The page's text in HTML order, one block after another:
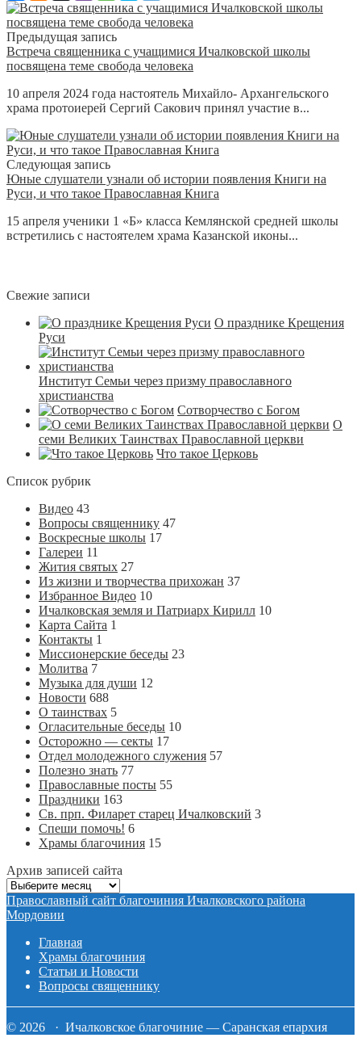
Предыдущая запись
Встреча священника с учащимися Ичалковской школы
посвящена теме свобода человека
10 апреля 2024 года настоятель Михайло- Архангельского
храма протоиерей Сергий Сакович принял участие в...
Следующая запись
Юные слушатели узнали об истории появления Книги на
Руси, и что такое Православная Книга
15 апреля ученики 1 «Б» класса Кемлянской средней школы
встретились с настоятелем храма Казанской иконы...
Свежие записи
О празднике Крещения
Руси
Институт Семьи через призму православного
христианства
Сотворчество с Богом
О
семи Великих Таинствах Православной церкви
Что такое Церковь
Список рубрик
Видео 43
Вопросы священнику 47
Воскресные школы 17
Галереи 11
Жития святых 27
Из жизни и творчества прихожан 37
Избранное Видео 10
Ичалковская земля и Патриарх Кирилл 10
Карта Сайта 1
Контакты 1
Миссионерские беседы 23
Молитва 7
Музыка для души 12
Новости 688
О таинствах 5
Огласительные беседы 10
Осторожно — секты 17
Отдел молодежного служения 57
Полезно знать 77
Православные посты 55
Праздники 163
Св. прп. Филарет старец Ичалковский 3
Спеши помочь! 6
Храмы благочиния 15
Архив записей сайта
Архив
записей
сайта
Православный сайт благочиния Ичалковского района
Мордовии
Главная
Храмы благочиния
Статьи и Новости
Вопросы священнику
© 2026 · Ичалковское благочиние — Саранская епархия